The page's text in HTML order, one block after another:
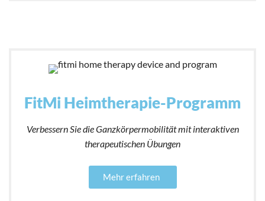
FitMi Heimtherapie-Programm
Verbessern Sie die Ganzkörpermobilität mit interaktiven
therapeutischen Übungen
Mehr erfahren